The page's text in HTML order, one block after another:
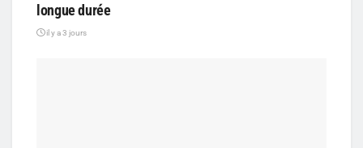
longue durée
il y a 3 jours